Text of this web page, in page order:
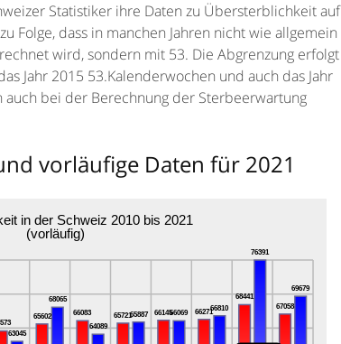
Statistiker ihre Daten zu Übersterblichkeit auf
Folge, dass in manchen Jahren nicht wie allgemein
wird, sondern mit 53. Die Abgrenzung erfolgt
Jahr 2015 53.Kalenderwochen und auch das Jahr
bei der Berechnung der Sterbeerwartung
vorläufige Daten für 2021